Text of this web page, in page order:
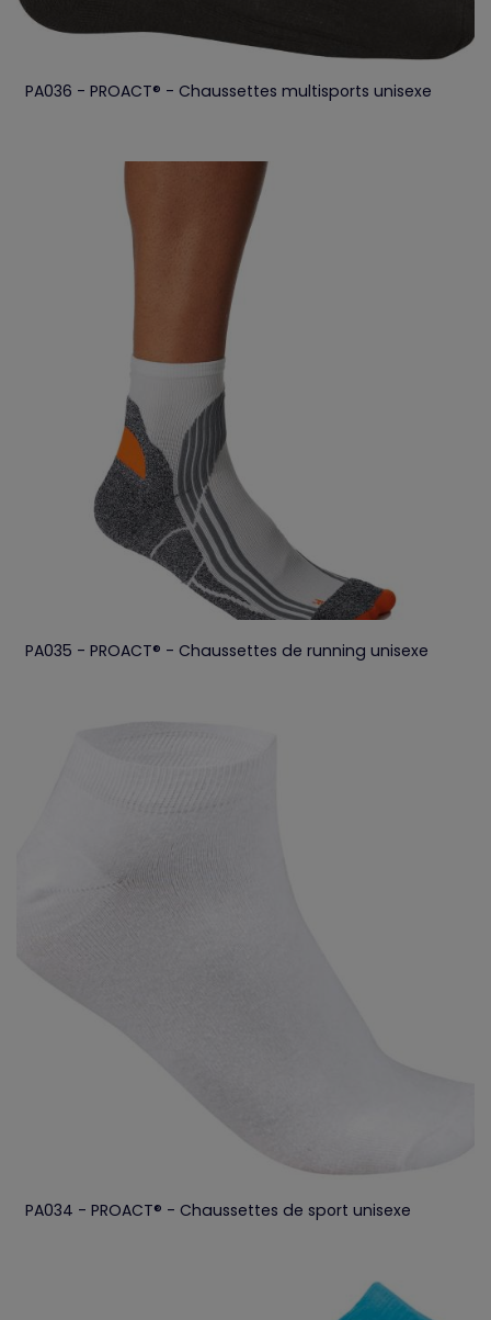
PA036 - PROACT® - Chaussettes multisports unisexe
PA035 - PROACT® - Chaussettes de running unisexe
PA034 - PROACT® - Chaussettes de sport unisexe